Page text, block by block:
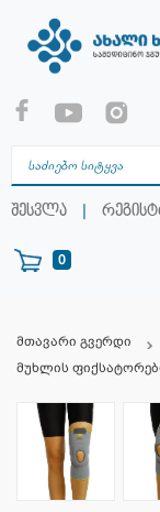
შესვლა |
0
მთავარი გვერდი
მუხლის